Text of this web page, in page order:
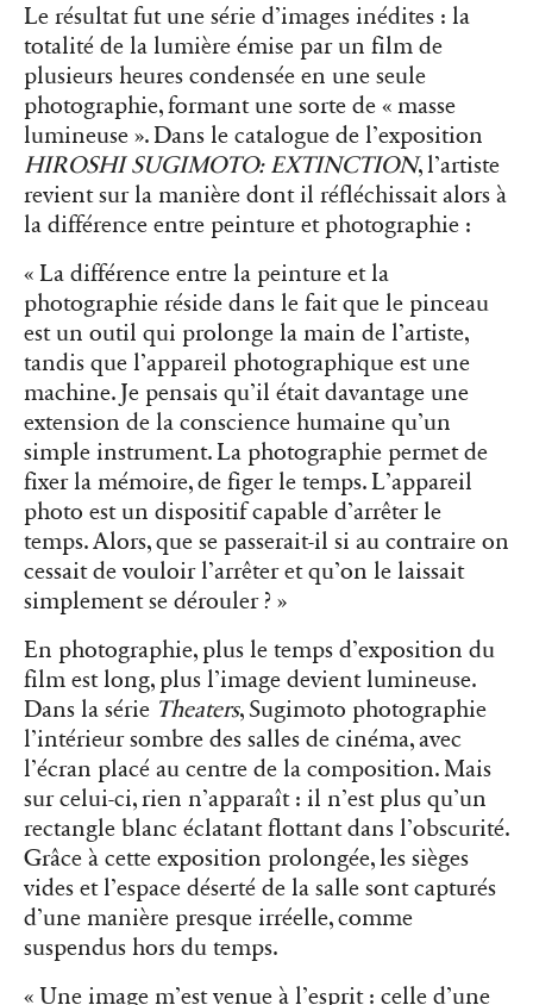
Le résultat fut une série d’images inédites : la
totalité de la lumière émise par un film de
plusieurs heures condensée en une seule
photographie, formant une sorte de « masse
lumineuse ». Dans le catalogue de l’exposition
HIROSHI SUGIMOTO: EXTINCTION, l’artiste
revient sur la manière dont il réfléchissait alors à
la différence entre peinture et photographie :
« La différence entre la peinture et la
photographie réside dans le fait que le pinceau
est un outil qui prolonge la main de l’artiste,
tandis que l’appareil photographique est une
machine. Je pensais qu’il était davantage une
extension de la conscience humaine qu’un
simple instrument. La photographie permet de
fixer la mémoire, de figer le temps. L’appareil
photo est un dispositif capable d’arrêter le
temps. Alors, que se passerait-il si au contraire on
cessait de vouloir l’arrêter et qu’on le laissait
simplement se dérouler ? »
En photographie, plus le temps d’exposition du
film est long, plus l’image devient lumineuse.
Dans la série Theaters, Sugimoto photographie
l’intérieur sombre des salles de cinéma, avec
l’écran placé au centre de la composition. Mais
sur celui-ci, rien n’apparaît : il n’est plus qu’un
rectangle blanc éclatant flottant dans l’obscurité.
Grâce à cette exposition prolongée, les sièges
vides et l’espace déserté de la salle sont capturés
d’une manière presque irréelle, comme
suspendus hors du temps.
« Une image m’est venue à l’esprit : celle d’une